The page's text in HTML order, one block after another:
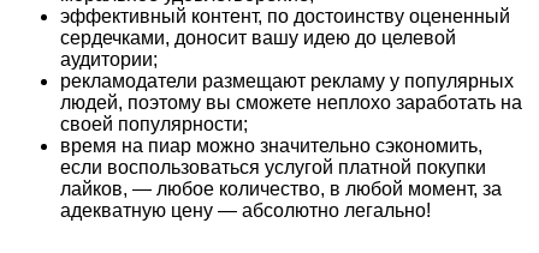
эффективный контент, по достоинству оцененный
сердечками, доносит вашу идею до целевой
аудитории;
рекламодатели размещают рекламу у популярных
людей, поэтому вы сможете неплохо заработать на
своей популярности;
время на пиар можно значительно сэкономить,
если воспользоваться услугой платной покупки
лайков, — любое количество, в любой момент, за
адекватную цену — абсолютно легально!